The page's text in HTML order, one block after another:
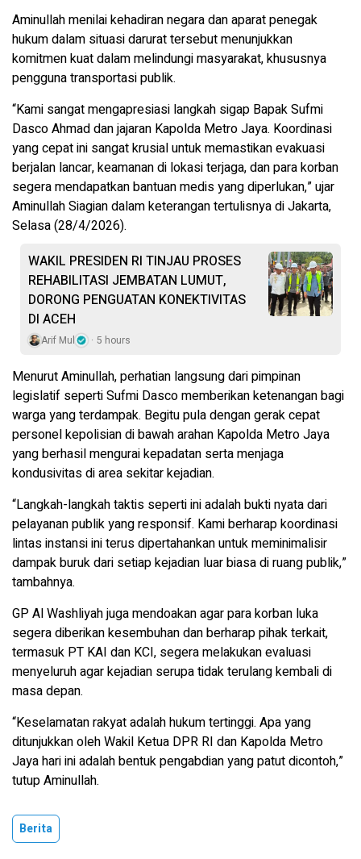
Aminullah menilai kehadiran negara dan aparat penegak
hukum dalam situasi darurat tersebut menunjukkan
komitmen kuat dalam melindungi masyarakat, khususnya
pengguna transportasi publik.
“Kami sangat mengapresiasi langkah sigap Bapak Sufmi
Dasco Ahmad dan jajaran Kapolda Metro Jaya. Koordinasi
yang cepat ini sangat krusial untuk memastikan evakuasi
berjalan lancar, keamanan di lokasi terjaga, dan para korban
segera mendapatkan bantuan medis yang diperlukan,” ujar
Aminullah Siagian dalam keterangan tertulisnya di Jakarta,
Selasa (28/4/2026).
WAKIL PRESIDEN RI TINJAU PROSES
REHABILITASI JEMBATAN LUMUT,
DORONG PENGUATAN KONEKTIVITAS
DI ACEH
Arif Mul 5 hours
Menurut Aminullah, perhatian langsung dari pimpinan
legislatif seperti Sufmi Dasco memberikan ketenangan bagi
warga yang terdampak. Begitu pula dengan gerak cepat
personel kepolisian di bawah arahan Kapolda Metro Jaya
yang berhasil mengurai kepadatan serta menjaga
kondusivitas di area sekitar kejadian.
“Langkah-langkah taktis seperti ini adalah bukti nyata dari
pelayanan publik yang responsif. Kami berharap koordinasi
lintas instansi ini terus dipertahankan untuk meminimalisir
dampak buruk dari setiap kejadian luar biasa di ruang publik,”
tambahnya.
GP Al Washliyah juga mendoakan agar para korban luka
segera diberikan kesembuhan dan berharap pihak terkait,
termasuk PT KAI dan KCI, segera melakukan evaluasi
menyeluruh agar kejadian serupa tidak terulang kembali di
masa depan.
“Keselamatan rakyat adalah hukum tertinggi. Apa yang
ditunjukkan oleh Wakil Ketua DPR RI dan Kapolda Metro
Jaya hari ini adalah bentuk pengabdian yang patut dicontoh,”
tutup Aminullah.
Berita